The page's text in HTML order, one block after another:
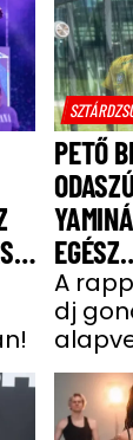
PETŐ
EGÉSZ
A
dj